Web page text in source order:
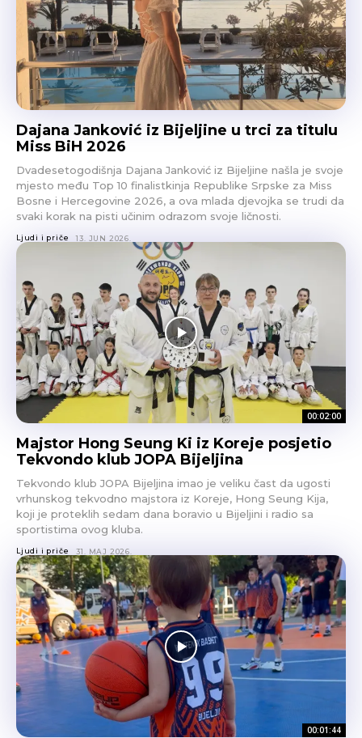
Dajana Janković iz Bijeljine u trci za titulu
Miss BiH 2026
Dvadesetogodišnja Dajana Janković iz Bijeljine našla je svoje
mjesto među Top 10 finalistkinja Republike Srpske za Miss
Bosne i Hercegovine 2026, a ova mlada djevojka se trudi da
svaki korak na pisti učinim odrazom svoje ličnosti.
Ljudi i priče 13. JUN 2026.
00:02:00
Majstor Hong Seung Ki iz Koreje posjetio
Tekvondo klub JOPA Bijeljina
Tekvondo klub JOPA Bijeljina imao je veliku čast da ugosti
vrhunskog tekvodno majstora iz Koreje, Hong Seung Kija,
koji je proteklih sedam dana boravio u Bijeljini i radio sa
sportistima ovog kluba.
Ljudi i priče 31. MAJ 2026.
00:01:44